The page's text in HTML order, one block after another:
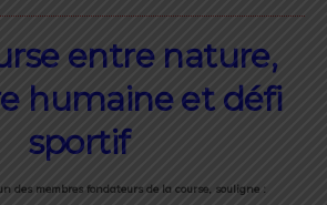
entre nature,
humaine et défi
sportif
des membres fondateurs de la course, souligne :